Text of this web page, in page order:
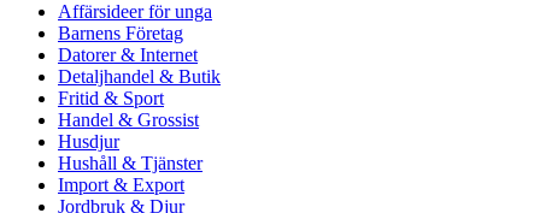
Affärsideer för unga
Barnens Företag
Datorer & Internet
Detaljhandel & Butik
Fritid & Sport
Handel & Grossist
Husdjur
Hushåll & Tjänster
Import & Export
Jordbruk & Djur